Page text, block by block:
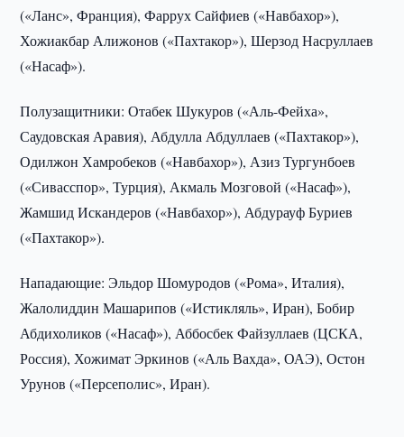
(«Ланс», Франция), Фаррух Сайфиев («Навбахор»),
Хожиакбар Алижонов («Пахтакор»), Шерзод Насруллаев
(«Насаф»).
Полузащитники: Отабек Шукуров («Аль-Фейха»,
Саудовская Аравия), Абдулла Абдуллаев («Пахтакор»),
Одилжон Хамробеков («Навбахор»), Азиз Тургунбоев
(«Сивасспор», Турция), Акмаль Мозговой («Насаф»),
Жамшид Искандеров («Навбахор»), Абдурауф Буриев
(«Пахтакор»).
Нападающие: Эльдор Шомуродов («Рома», Италия),
Жалолиддин Машарипов («Истикляль», Иран), Бобир
Абдихоликов («Насаф»), Аббосбек Файзуллаев (ЦСКА,
Россия), Хожимат Эркинов («Аль Вахда», ОАЭ), Остон
Урунов («Персеполис», Иран).